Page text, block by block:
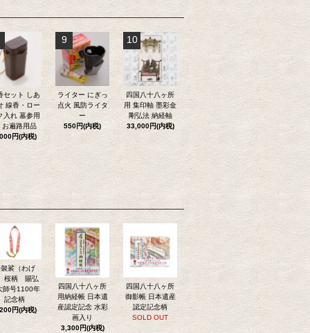
セット しあ
線香・ロー
入れ 墓参用
お遍路用品
円(内税)
9
ライター にぎっ
点火 風防ライタ
ー
550円(内税)
10
四国八十八ヶ所
用 集印軸 墨彩金
剛弘法 納経軸
33,000円(内税)
裟（わげ
桜柄 賜弘
師号1100年
記念柄
円(内税)
四国八十八ヶ所
用納経帳 日本遺
産認定記念 水彩
画入り
3,300円(内税)
四国八十八ヶ所
御影帳 日本遺産
認定記念柄
SOLD OUT